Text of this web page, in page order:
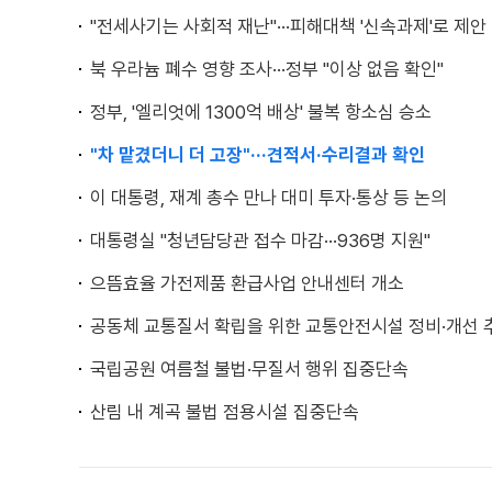
"전세사기는 사회적 재난"···피해대책 '신속과제'로 제안
북 우라늄 폐수 영향 조사···정부 "이상 없음 확인"
정부, '엘리엇에 1300억 배상' 불복 항소심 승소
"차 맡겼더니 더 고장"···견적서·수리결과 확인
이 대통령, 재계 총수 만나 대미 투자·통상 등 논의
대통령실 "청년담당관 접수 마감···936명 지원"
으뜸효율 가전제품 환급사업 안내센터 개소
공동체 교통질서 확립을 위한 교통안전시설 정비·개선
국립공원 여름철 불법·무질서 행위 집중단속
산림 내 계곡 불법 점용시설 집중단속